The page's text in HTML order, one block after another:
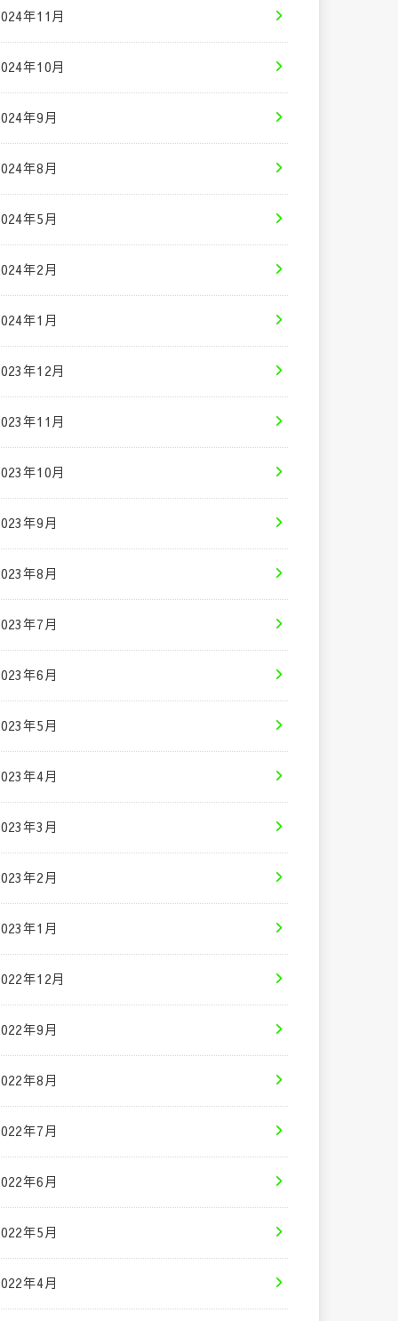
年11月
年10月
年9月
年8月
年5月
年2月
年1月
年12月
年11月
年10月
年9月
年8月
年7月
年6月
年5月
年4月
年3月
年2月
年1月
年12月
年9月
年8月
年7月
年6月
年5月
年4月